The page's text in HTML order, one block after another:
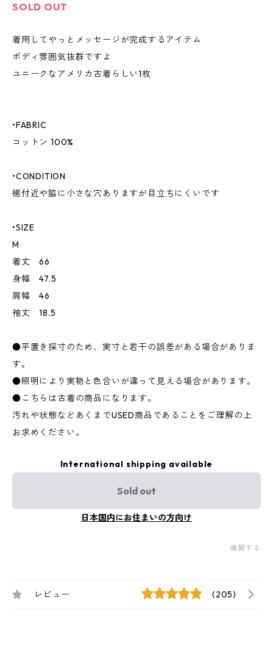
SOLD OUT
着用してやっとメッセージが完成するアイテム
ボディ雰囲気抜群ですよ
ユニークなアメリカ古着らしい1枚
•FABRIC
コットン 100%
•CONDITION
裾付近や脇に小さな穴ありますが目立ちにくいです
•SIZE
M
着丈 66
身幅 47.5
肩幅 46
袖丈 18.5
●平置き採寸のため、実寸と若干の誤差がある場合がありま
す。
●照明により実物と色合いが違って見える場合があります。
●こちらは古着の商品になります。
汚れや状態などあくまでUSED商品であることをご理解の上
お求めください。
International shipping available
Sold out
日本国内にお住まいの方向け
通報する
レビュー (205)